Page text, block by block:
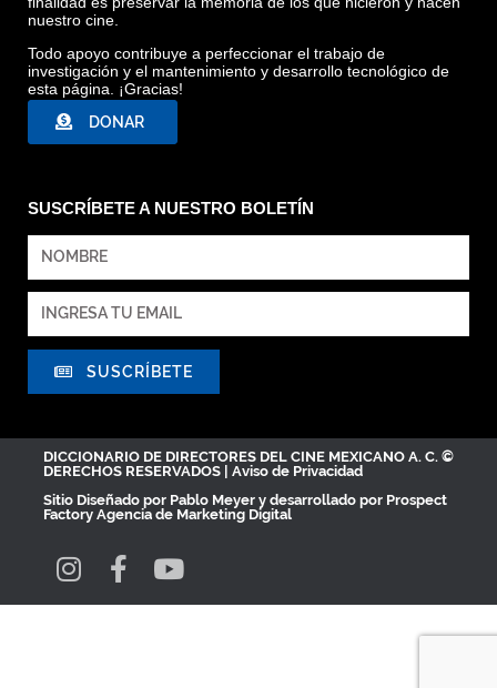
nuestro cine.
Todo apoyo contribuye a perfeccionar el trabajo de
investigación y el mantenimiento y desarrollo tecnológico de
esta página. ¡Gracias!
DONAR
SUSCRÍBETE A NUESTRO BOLETÍN
SUSCRÍBETE
DICCIONARIO DE DIRECTORES DEL CINE MEXICANO A. C. ©
DERECHOS RESERVADOS | Aviso de Privacidad
Sitio Diseñado por Pablo Meyer y desarrollado por Prospect
Factory Agencia de Marketing Digital